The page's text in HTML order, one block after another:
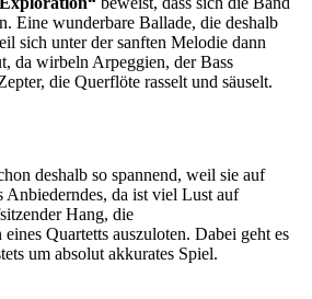
Eine wunderbare Ballade, die deshalb
sich unter der sanften Melodie dann
da wirbeln Arpeggien, der Bass
die Querflöte rasselt und säuselt.
deshalb so spannend, weil sie auf
da ist viel Lust auf
Hang, die
Quartetts auszuloten. Dabei geht es
um absolut akkurates Spiel.